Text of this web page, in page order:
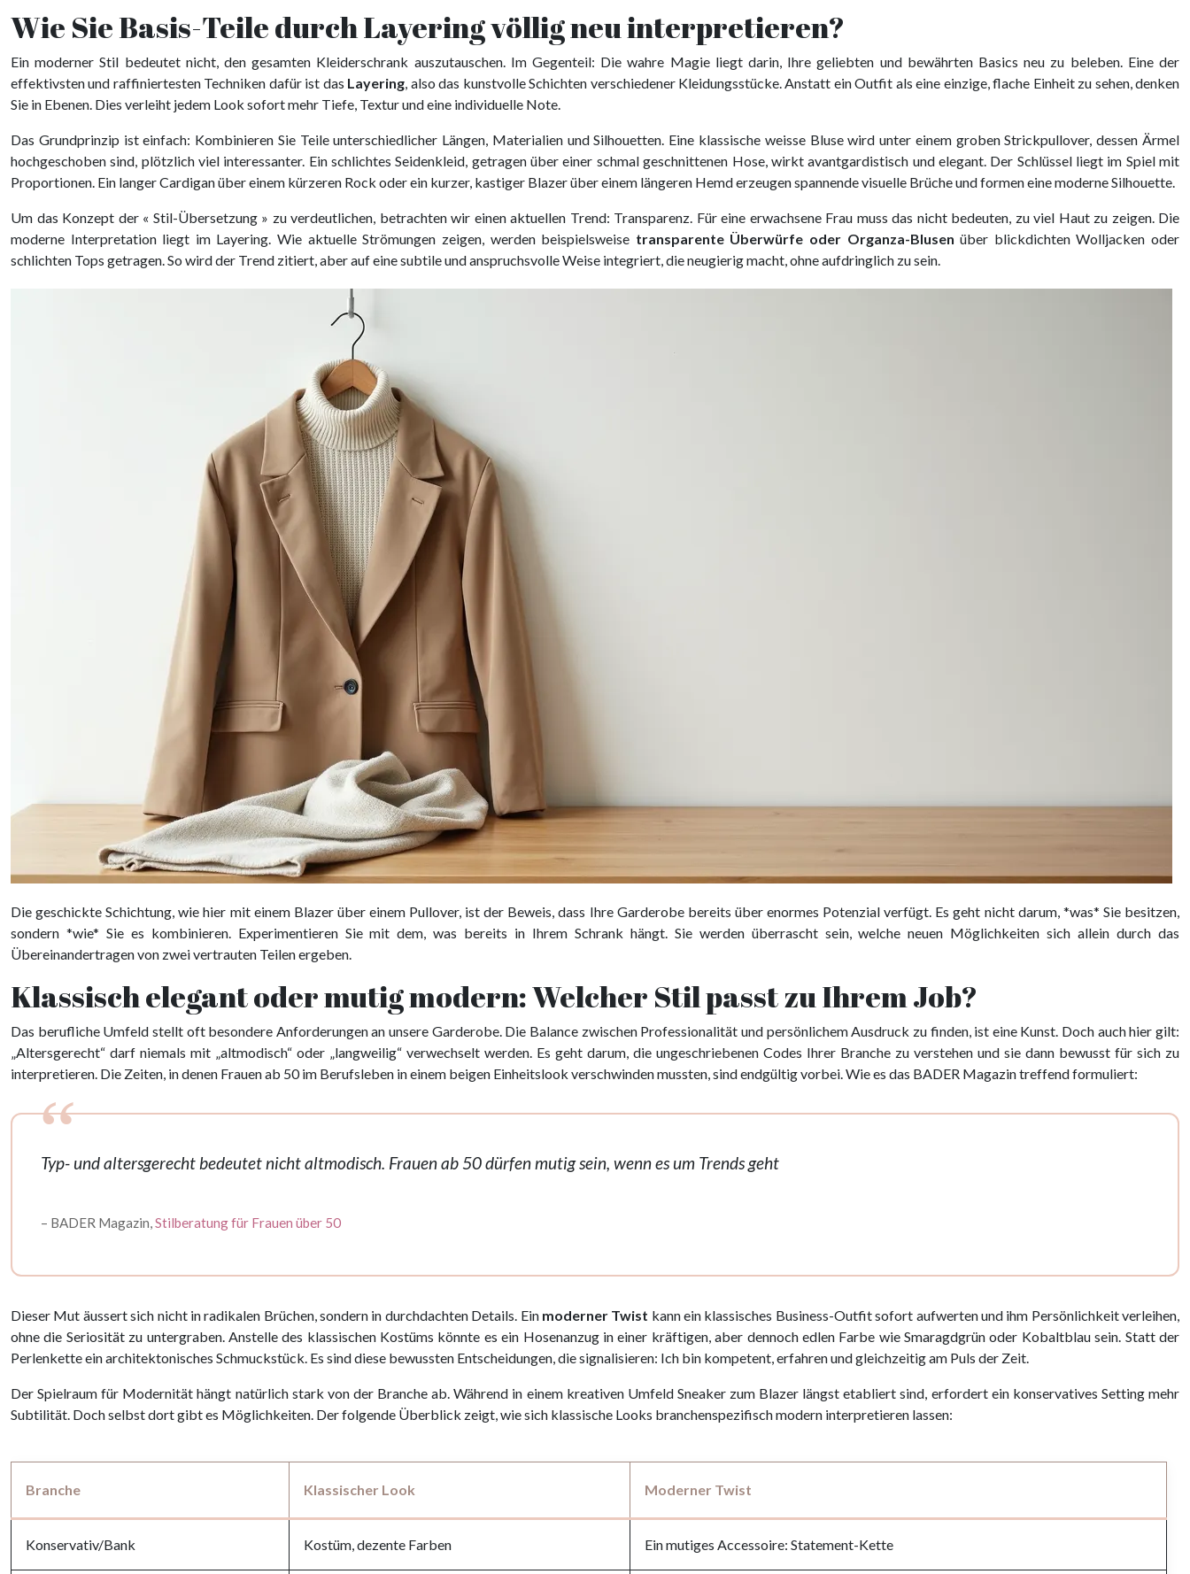
Wie Sie Basis-Teile durch Layering völlig neu interpretieren?
Ein moderner Stil bedeutet nicht, den gesamten Kleiderschrank auszutauschen. Im Gegenteil: Die wahre Magie liegt darin, Ihre geliebten und bewährten Basics neu zu beleben. Eine der
effektivsten und raffiniertesten Techniken dafür ist das Layering, also das kunstvolle Schichten verschiedener Kleidungsstücke. Anstatt ein Outfit als eine einzige, flache Einheit zu sehen, denken
Sie in Ebenen. Dies verleiht jedem Look sofort mehr Tiefe, Textur und eine individuelle Note.
Das Grundprinzip ist einfach: Kombinieren Sie Teile unterschiedlicher Längen, Materialien und Silhouetten. Eine klassische weisse Bluse wird unter einem groben Strickpullover, dessen Ärmel
hochgeschoben sind, plötzlich viel interessanter. Ein schlichtes Seidenkleid, getragen über einer schmal geschnittenen Hose, wirkt avantgardistisch und elegant. Der Schlüssel liegt im Spiel mit
Proportionen. Ein langer Cardigan über einem kürzeren Rock oder ein kurzer, kastiger Blazer über einem längeren Hemd erzeugen spannende visuelle Brüche und formen eine moderne Silhouette.
Um das Konzept der « Stil-Übersetzung » zu verdeutlichen, betrachten wir einen aktuellen Trend: Transparenz. Für eine erwachsene Frau muss das nicht bedeuten, zu viel Haut zu zeigen. Die
moderne Interpretation liegt im Layering. Wie aktuelle Strömungen zeigen, werden beispielsweise transparente Überwürfe oder Organza-Blusen über blickdichten Wolljacken oder
schlichten Tops getragen. So wird der Trend zitiert, aber auf eine subtile und anspruchsvolle Weise integriert, die neugierig macht, ohne aufdringlich zu sein.
Die geschickte Schichtung, wie hier mit einem Blazer über einem Pullover, ist der Beweis, dass Ihre Garderobe bereits über enormes Potenzial verfügt. Es geht nicht darum, *was* Sie besitzen,
sondern *wie* Sie es kombinieren. Experimentieren Sie mit dem, was bereits in Ihrem Schrank hängt. Sie werden überrascht sein, welche neuen Möglichkeiten sich allein durch das
Übereinandertragen von zwei vertrauten Teilen ergeben.
Klassisch elegant oder mutig modern: Welcher Stil passt zu Ihrem Job?
Das berufliche Umfeld stellt oft besondere Anforderungen an unsere Garderobe. Die Balance zwischen Professionalität und persönlichem Ausdruck zu finden, ist eine Kunst. Doch auch hier gilt:
„Altersgerecht“ darf niemals mit „altmodisch“ oder „langweilig“ verwechselt werden. Es geht darum, die ungeschriebenen Codes Ihrer Branche zu verstehen und sie dann bewusst für sich zu
interpretieren. Die Zeiten, in denen Frauen ab 50 im Berufsleben in einem beigen Einheitslook verschwinden mussten, sind endgültig vorbei. Wie es das BADER Magazin treffend formuliert:
Typ- und altersgerecht bedeutet nicht altmodisch. Frauen ab 50 dürfen mutig sein, wenn es um Trends geht
– BADER Magazin,Stilberatung für Frauen über 50
Dieser Mut äussert sich nicht in radikalen Brüchen, sondern in durchdachten Details. Ein moderner Twist kann ein klassisches Business-Outfit sofort aufwerten und ihm Persönlichkeit verleihen,
ohne die Seriosität zu untergraben. Anstelle des klassischen Kostüms könnte es ein Hosenanzug in einer kräftigen, aber dennoch edlen Farbe wie Smaragdgrün oder Kobaltblau sein. Statt der
Perlenkette ein architektonisches Schmuckstück. Es sind diese bewussten Entscheidungen, die signalisieren: Ich bin kompetent, erfahren und gleichzeitig am Puls der Zeit.
Der Spielraum für Modernität hängt natürlich stark von der Branche ab. Während in einem kreativen Umfeld Sneaker zum Blazer längst etabliert sind, erfordert ein konservatives Setting mehr
Subtilität. Doch selbst dort gibt es Möglichkeiten. Der folgende Überblick zeigt, wie sich klassische Looks branchenspezifisch modern interpretieren lassen:
Branche Klassischer Look Moderner Twist
Konservativ/Bank Kostüm, dezente Farben Ein mutiges Accessoire: Statement-Kette